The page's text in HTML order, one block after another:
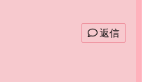
返信